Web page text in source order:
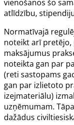
vienošanos šo
atlīdzību,
Normatīvajā
noteikt arī
maksājumus
noteikta gan par
(reti sastopams
gan par izlietoto
izejmateriālu)
uzņēmumam.
dažādus